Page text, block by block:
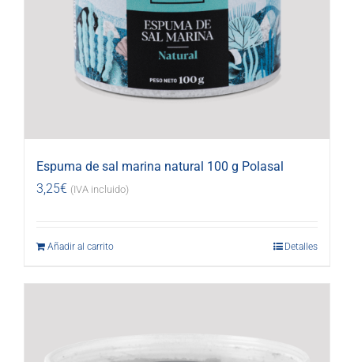
Espuma de sal marina natural 100 g Polasal
3,25€ (IVA incluido)
Añadir al carrito Detalles